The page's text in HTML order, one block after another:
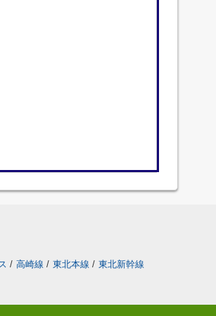
/ 高崎線 / 東北本線 / 東北新幹線